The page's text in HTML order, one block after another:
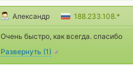
Александр 188.233.108.*
Очень быстро, как всегда. спасибо
Развернуть (1)